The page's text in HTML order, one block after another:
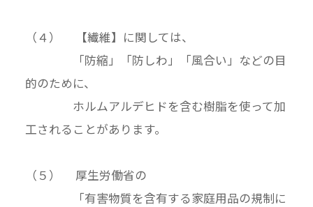
（４） 【繊維】に関しては、
「防縮」「防しわ」「風合い」などの目
的のために、
ホルムアルデヒドを含む樹脂を使って加
工されることがあります。
（５） 厚生労働省の
「有害物質を含有する家庭用品の規制に